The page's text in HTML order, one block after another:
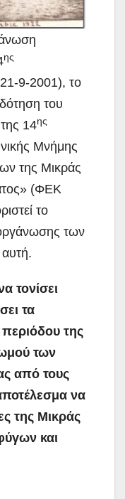
ης
9-2001), το
του
14ης
Μνήμης
της Μικράς
(ΦΕΚ
το
των
τονίσει
τα
της
των
από τους
να
της Μικράς
και